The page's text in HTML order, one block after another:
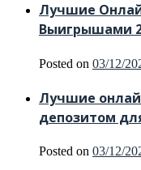
Лучшие
Выигрышами
Posted on 03/12/
Лучшие
депозитом
Posted on 03/12/